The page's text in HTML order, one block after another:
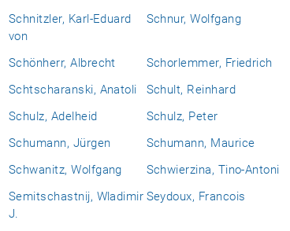
Schnitzler, Karl-Eduard
von
Schnur, Wolfgang
Schönherr, Albrecht
Schorlemmer, Friedrich
Schtscharanski, Anatoli
Schult, Reinhard
Schulz, Adelheid
Schulz, Peter
Schumann, Jürgen
Schumann, Maurice
Schwanitz, Wolfgang
Schwierzina, Tino-Antoni
Semitschastnij, Wladimir
J.
Seydoux, Francois